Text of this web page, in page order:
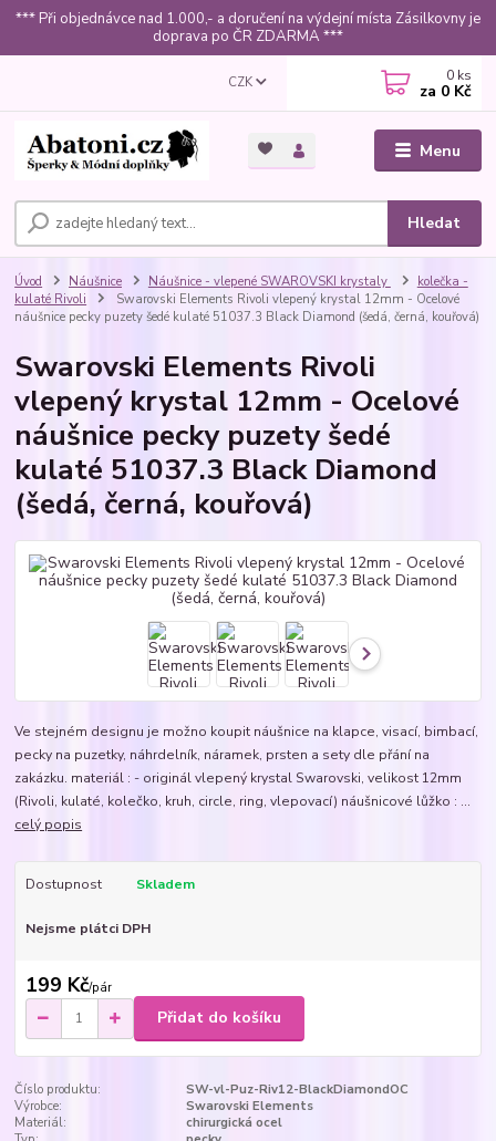
*** Při objednávce nad 1.000,- a doručení na výdejní místa Zásilkovny je
doprava po ČR ZDARMA ***
Menu
CZK
Hledat
0 ks
za 0 Kč
Úvod Náušnice Náušnice - vlepené SWAROVSKI krystaly
kolečka -
kulaté Rivoli
Swarovski Elements Rivoli vlepený krystal 12mm - Ocelové
náušnice pecky puzety šedé kulaté 51037.3 Black Diamond (šedá, černá, kouřová)
Swarovski Elements Rivoli
vlepený krystal 12mm - Ocelové
náušnice pecky puzety šedé
kulaté 51037.3 Black Diamond
(šedá, černá, kouřová)
Ve stejném designu je možno koupit náušnice na klapce, visací, bimbací,
pecky na puzetky, náhrdelník, náramek, prsten a sety dle přání na
zakázku. materiál : - originál vlepený krystal Swarovski, velikost 12mm
(Rivoli, kulaté, kolečko, kruh, circle, ring, vlepovací) náušnicové lůžko : ...
celý popis
Dostupnost Skladem
Nejsme plátci DPH
199 Kč/pár
Přidat do košíku
Číslo produktu:
SW-vl-Puz-Riv12-BlackDiamondOC
Výrobce:
Swarovski Elements
Materiál:
chirurgická ocel